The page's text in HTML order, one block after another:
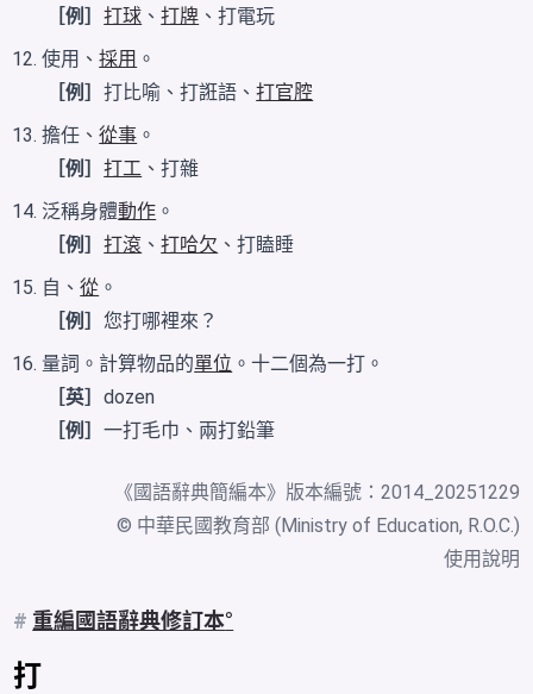
［例］打球 、打牌 、打電玩
使用、採用 。
［例］打比喻、打誑語、打官腔
擔任、從事 。
［例］打工 、打雜
泛稱身體動作 。
［例］打滾 、打哈欠 、打瞌睡
自、從 。
［例］您打哪裡來？
量詞。計算物品的單位 。十二個為一打。
［英］dozen
［例］一打毛巾、兩打鉛筆
《國語辭典簡編本》版本編號：2014_20251229
© 中華民國教育部 (Ministry of Education, R.O.C.)
使用說明
# 重編國語辭典修訂本
打